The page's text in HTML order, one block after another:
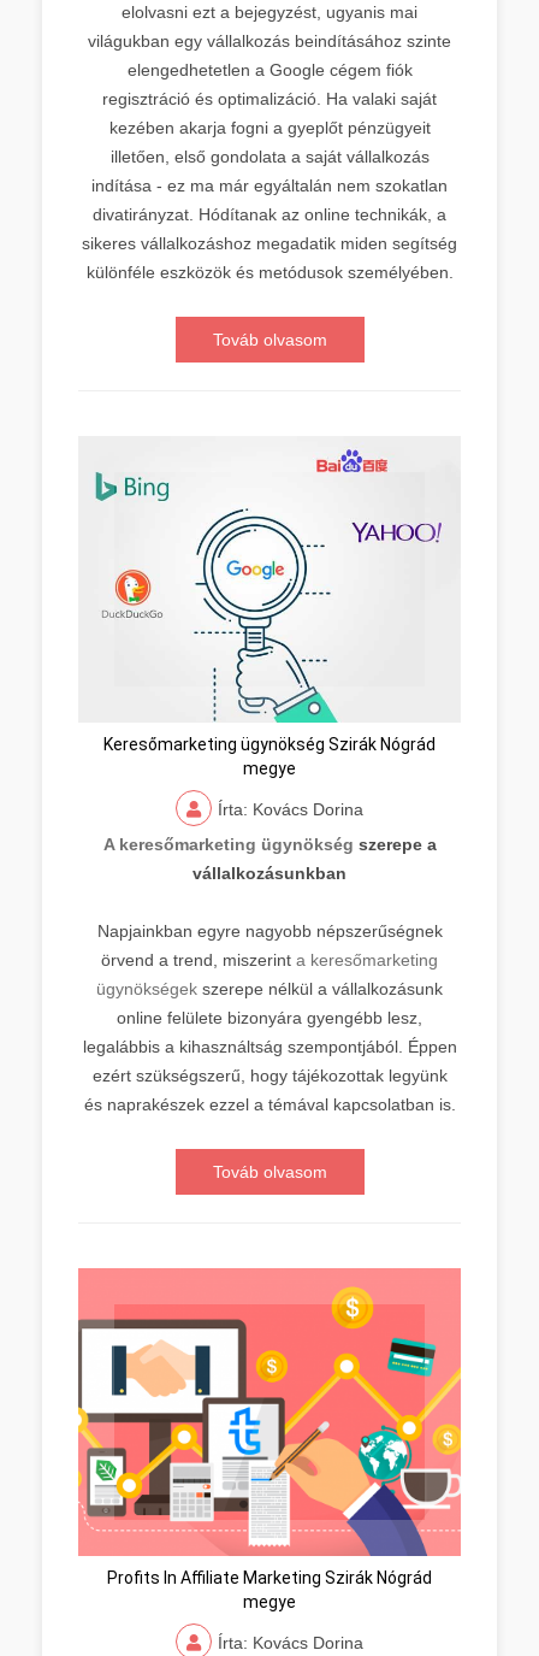
elolvasni ezt a bejegyzést, ugyanis mai
világukban egy vállalkozás beindításához szinte
elengedhetetlen a Google cégem fiók
regisztráció és optimalizáció. Ha valaki saját
kezében akarja fogni a gyeplőt pénzügyeit
illetően, első gondolata a saját vállalkozás
indítása - ez ma már egyáltalán nem szokatlan
divatirányzat. Hódítanak az online technikák, a
sikeres vállalkozáshoz megadatik miden segítség
különféle eszközök és metódusok személyében.
Továb olvasom
Keresőmarketing ügynökség Szirák Nógrád
megye
Írta: Kovács Dorina
A keresőmarketing ügynökség szerepe a
vállalkozásunkban
Napjainkban egyre nagyobb népszerűségnek
örvend a trend, miszerint a keresőmarketing
ügynökségek szerepe nélkül a vállalkozásunk
online felülete bizonyára gyengébb lesz,
legalábbis a kihasználtság szempontjából. Éppen
ezért szükségszerű, hogy tájékozottak legyünk
és naprakészek ezzel a témával kapcsolatban is.
Továb olvasom
Profits In Affiliate Marketing Szirák Nógrád
megye
Írta: Kovács Dorina